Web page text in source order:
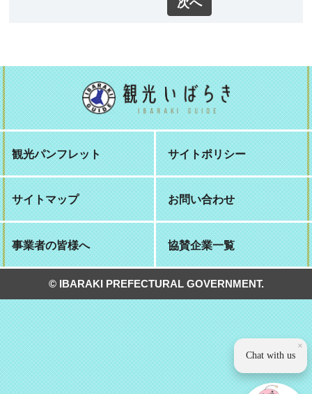
観光パンフレット サイトポリシー
サイトマップ お問い合わせ
事業者の皆様へ 協賛企業一覧
© IBARAKI PREFECTURAL GOVERNMENT.
×
Chat with us